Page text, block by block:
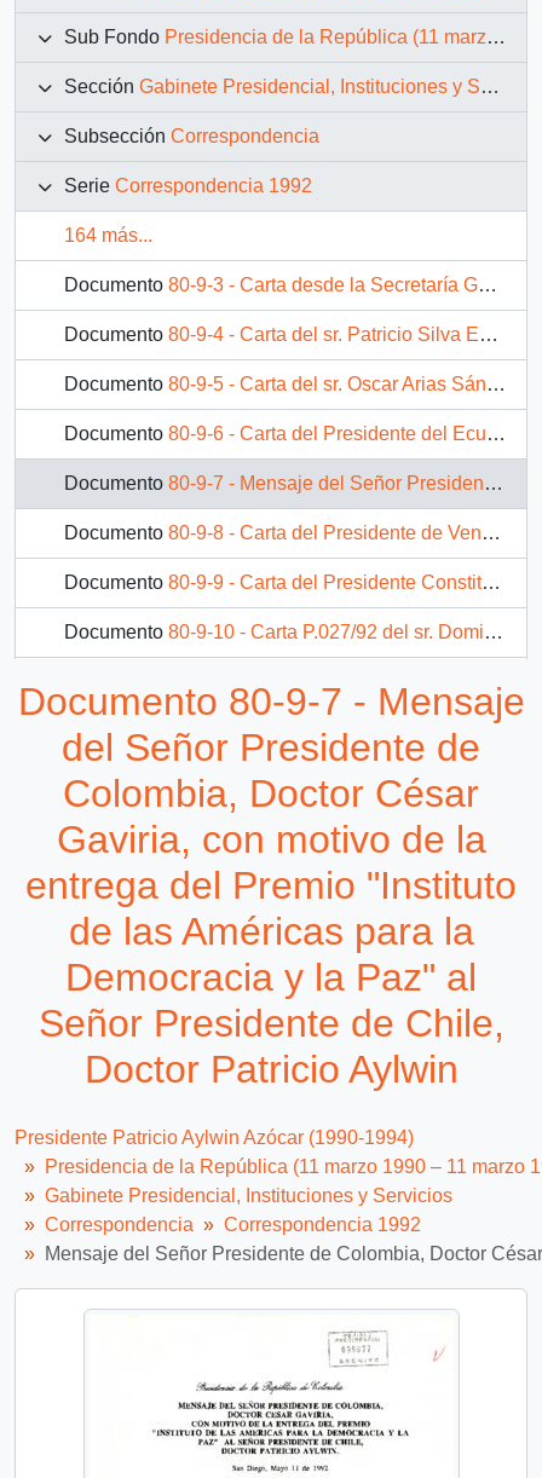
Sub Fondo Presidencia de la República (11 marzo 1990 – 11 marzo 1994)
Sección Gabinete Presidencial, Instituciones y Servicios
Subsección Correspondencia
Serie Correspondencia 1992
164 más...
Documento 80-9-3 - Carta desde la Secretaría General del Partido Social Cristiano de Caracas, Venezuela, del sr. Eduardo Fernández, dirigida Señor Patricio Aylwin, Presidente de la República
Documento 80-9-4 - Carta del sr. Patricio Silva Echenique, dirigida al Excelentísimo Señor Patricio Aylwin Azocar Presidente de la República de Chile
Documento 80-9-5 - Carta del sr. Oscar Arias Sánchez dirigida al Señor Presidente Patricio Aylwin Azocar
Documento 80-9-6 - Carta del Presidente del Ecuador, sr. Rodrigo Borja, dirigida Al Excelentísimo Señor Don Patricio Aylwin Azócar, Presidente de Chile
Documento 80-9-7 - Mensaje del Señor Presidente de Colombia, Doctor César Gaviria, con motivo de la entrega del Premio "Instituto de las Américas para la Democracia y la Paz" al Señor Presidente de Chile, Doctor Patricio Aylwin
Documento 80-9-8 - Carta del Presidente de Venezuela, sr. Carlos Andrés Pérez, dirigida al Señor Patricio Aylwin, Presidente de la República
Documento 80-9-9 - Carta del Presidente Constitucional de los Estados Unidos Mexicanos, sr. Carlos Salinas de Gortari, dirigida al Excelentísimo señor Patricio Aylwin, Presidente de la República de Chile
Documento 80-9-10 - Carta P.027/92 del sr. Domingo Santa María, dirigida al Excmo. Señor Patricio Aylwin A. Presidente de la República
79 más...
Documento 80-9-7 - Mensaje
del Señor Presidente de
Colombia, Doctor César
Gaviria, con motivo de la
entrega del Premio "Instituto
de las Américas para la
Democracia y la Paz" al
Señor Presidente de Chile,
Doctor Patricio Aylwin
Presidente Patricio Aylwin Azócar (1990-1994)
Presidencia de la República (11 marzo 1990 – 11 marzo
Gabinete Presidencial, Instituciones y Servicios
Correspondencia
Correspondencia 1992
Mensaje del Señor Presidente de Colombia, Doctor